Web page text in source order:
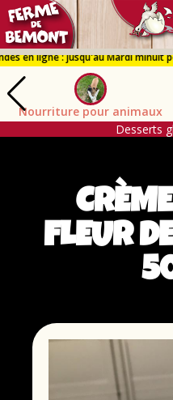
Nourriture pour animaux
Desserts
FLEUR